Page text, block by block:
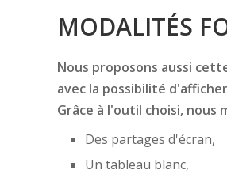
MODALITÉS
Nous proposons aussi
avec la possibilité
Grâce à l'outil choisi, nous
Des partages d'écran,
Un tableau blanc,